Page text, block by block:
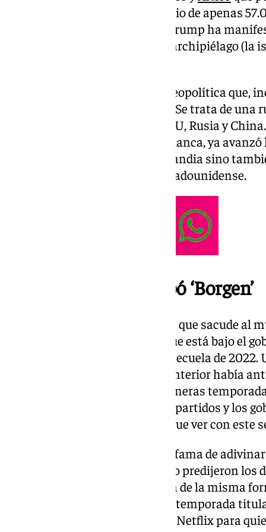
Este enero de 2025, este territorio de apenas
todo el mundo porque Donald Trump ha
Unidos controle este inmenso archipiélago (la
Se ha desatado una tormenta geopolítica que,
nivel económico y empresarial. Se trata de una
compiten las potencias de EEUU, Rusia y
amigos en su vuelta a la Casa Blanca, ya
controlar no solamente Groenlandia sino
‘nacionalizar’ Canadá como estadounidense.
El conflicto lo anticipó ‘Borgen’
Pero el conflicto de Groenlandia que sacude al
menos de 60.000 habitantes que está bajo el
anticipó la serie ‘Borgen’ en su secuela de
de la serie que ya en la década anterior había
de la nueva política con dos primeras
perfección cómo funcionan los partidos y los
asesores y de todo lo que tiene que ver con este
Así como los ‘Simpsons’ tienen fama de
lo que ocurre en el presente ya lo predijeron
Springfield, ‘Borgen’ funcionaría de la misma
y hueso. En esa secuela-tercera temporada
gloria’ que emitió la plataforma Netflix para